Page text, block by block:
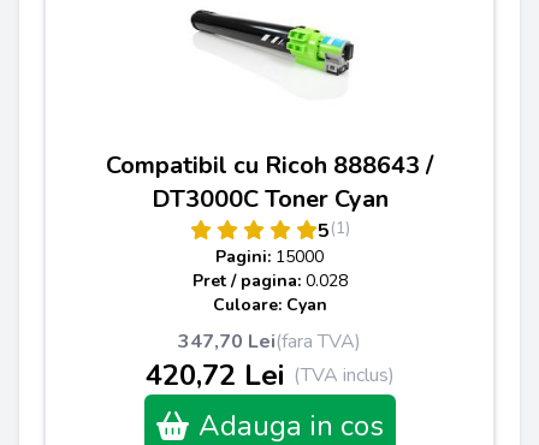
Compatibil cu Ricoh 888643 /
DT3000C Toner Cyan
5(1)
Pagini: 15000
Pret / pagina: 0.028
Culoare: Cyan
347,70 Lei(fara TVA)
420,72 Lei (TVA inclus)
Adauga in cos